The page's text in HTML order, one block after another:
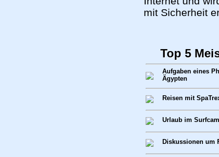
mit Sicherheit
Top 5
Aufgaben eines
Ägypten
Reisen mit
Urlaub im
Diskussionen um